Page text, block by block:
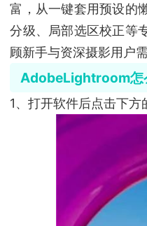
富，从一键套用预设的
分级、局部选区校正等
顾新手与资深摄影用户需
AdobeLightroom怎
1、打开软件后点击下方